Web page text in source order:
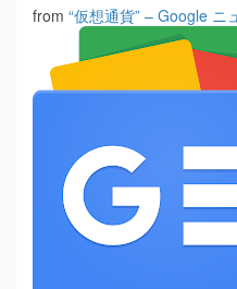
from “仮想通貨” – Google ニ